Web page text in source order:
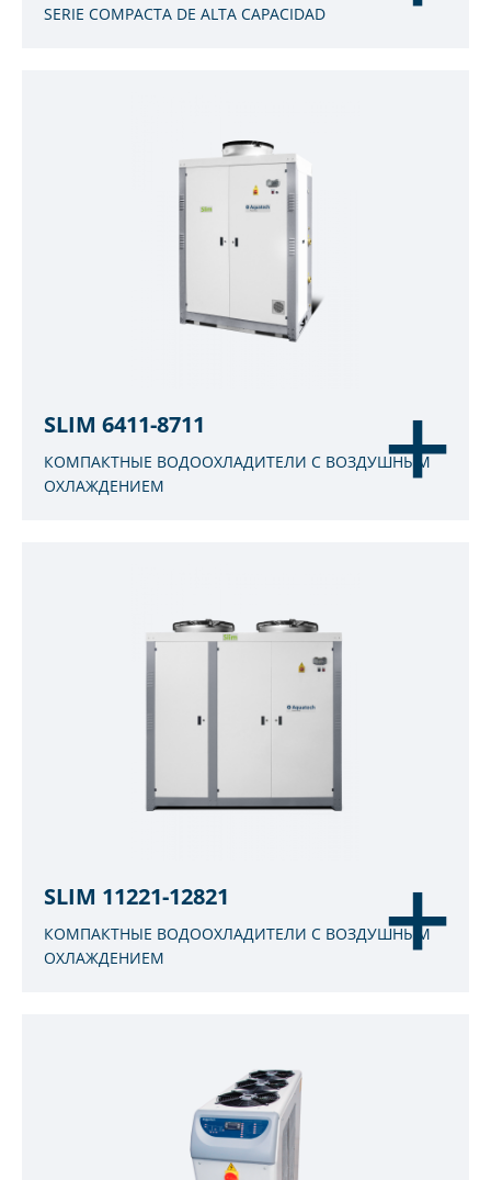
SERIE COMPACTA DE ALTA CAPACIDAD
SLIM 6411-8711
КОМПАКТНЫЕ ВОДООХЛАДИТЕЛИ С ВОЗДУШНЫМ
ОХЛАЖДЕНИЕМ
SLIM 11221-12821
КОМПАКТНЫЕ ВОДООХЛАДИТЕЛИ С ВОЗДУШНЫМ
ОХЛАЖДЕНИЕМ